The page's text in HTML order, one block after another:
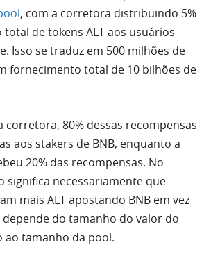
, com a corretora distribuindo 5%
de tokens ALT aos usuários
Isso se traduz em 500 milhões de
fornecimento total de 10 bilhões de
corretora, 80% dessas recompensas
aos stakers de BNB, enquanto a
20% das recompensas. No
significa necessariamente que
mais ALT apostando BNB em vez
depende do tamanho do valor do
ao tamanho da pool.